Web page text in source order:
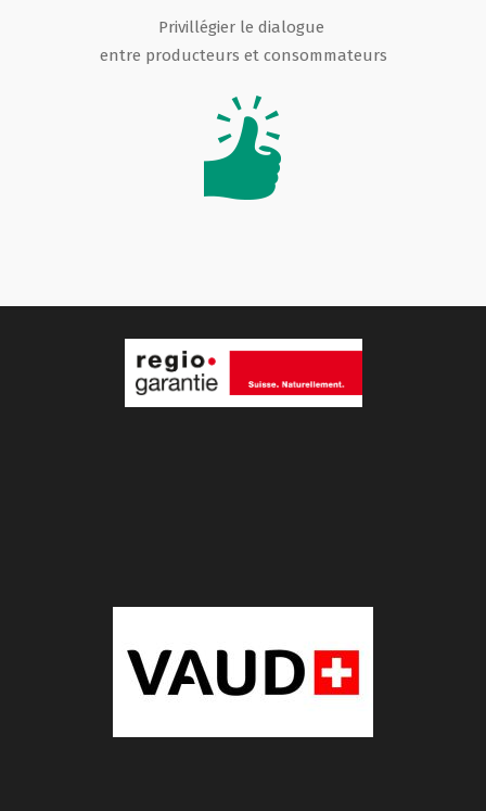
Privillégier le dialogue
entre producteurs et consommateurs